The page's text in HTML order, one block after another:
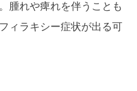
腫れや痺れを伴うことも
ィラキシー症状が出る可